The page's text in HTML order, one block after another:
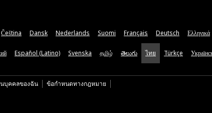
Čeština Dansk Nederlands Suomi Français Deutsch Ελληνικά
Español (Latino) Svenska தமிழ் తెలుగు ไทย Türkçe
บุคคลของฉัน ข้อกำหนดทางกฎหมาย